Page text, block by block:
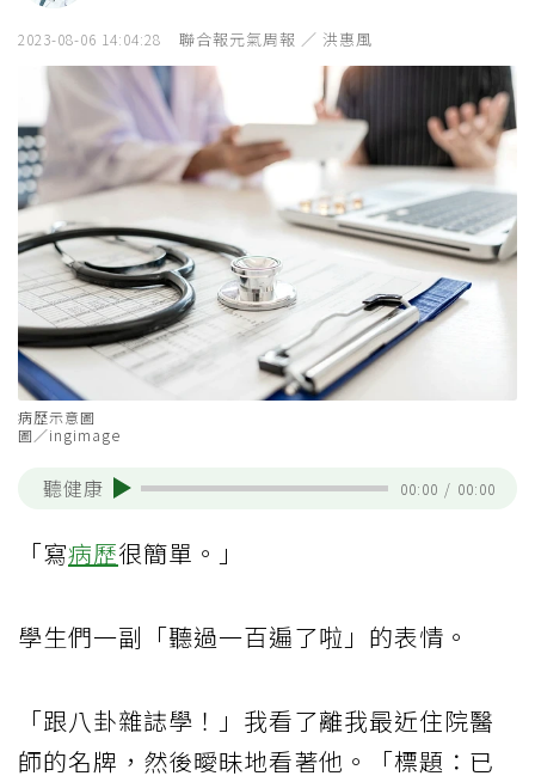
2023-08-06 14:04:28 聯合報元氣周報 ／ 洪惠風
病歷示意圖
圖／ingimage
聽健康 00:00 / 00:00
「寫病歷很簡單。」
學生們一副「聽過一百遍了啦」的表情。
「跟八卦雜誌學！」我看了離我最近住院醫
師的名牌，然後曖昧地看著他。「標題：已